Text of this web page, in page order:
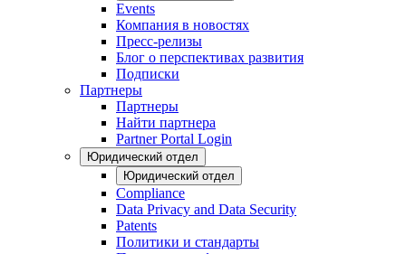
Events
Компания в новостях
Пресс-релизы
Блог о перспективах развития
Подписки
Партнеры
Партнеры
Найти партнера
Partner Portal Login
Юридический отдел
Юридический отдел
Compliance
Data Privacy and Data Security
Patents
Политики и стандарты